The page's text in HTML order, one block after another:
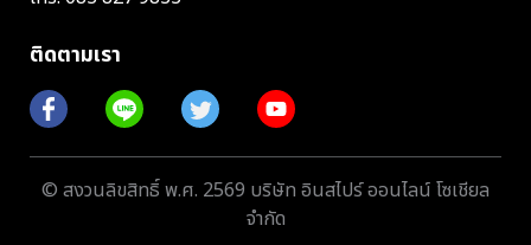
ติดตามเรา
© สงวนลิขสิทธิ์ พ.ศ. 2569 บริษัท อินสไปร์ ออนไลน์ โซเชียล
จำกัด